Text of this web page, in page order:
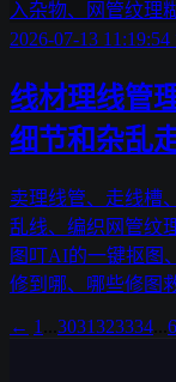
2026-07-13 11:19:54
线材理线管
细节和杂乱
卖理线管、走线槽
乱线、编织网管纹
图叮AI的一键抠图
修到哪、哪些修图
← 1 3031323334